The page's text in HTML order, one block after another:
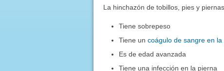
La hinchazón de tobillos, pies y
Tiene sobrepeso
Tiene uncoágulo de sangre en la
Es de edad avanzada
Tiene una infección en la pierna